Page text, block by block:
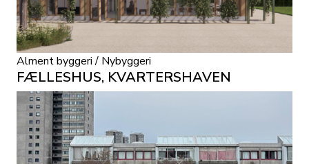
Alment byggeri / Nybyggeri
FÆLLESHUS, KVARTERSHAVEN